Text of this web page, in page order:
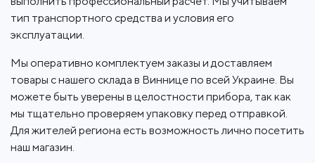
тип транспортного средства и условия его
эксплуатации.
Мы оперативно комплектуем заказы и доставляем
товары с нашего склада в Виннице по всей Украине. Вы
можете быть уверены в целостности прибора, так как
мы тщательно проверяем упаковку перед отправкой.
Для жителей региона есть возможность лично посетить
наш магазин.